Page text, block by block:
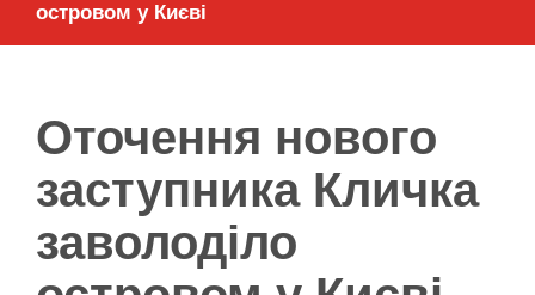
островом у Києві
Оточення нового
заступника Кличка
заволоділо